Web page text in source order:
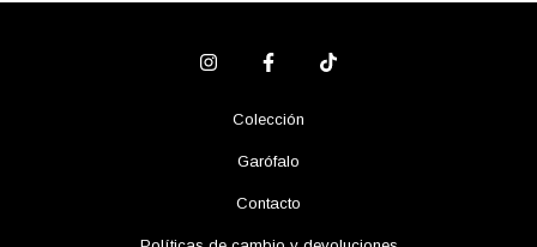
Colección
Garófalo
Contacto